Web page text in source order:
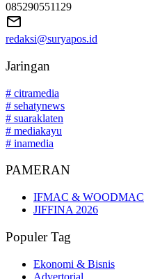
085290551129
redaksi@suryapos.id
Jaringan
# citramedia
# sehatynews
# suaraklaten
# mediakayu
# inamedia
PAMERAN
IFMAC & WOODMAC
JIFFINA 2026
Populer Tag
Ekonomi & Bisnis
Advertorial